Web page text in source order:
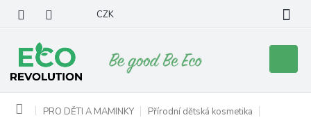
obsah
CZK
košík
Domů PRO DĚTI A MAMINKY
Přírodní dětská kosmetika